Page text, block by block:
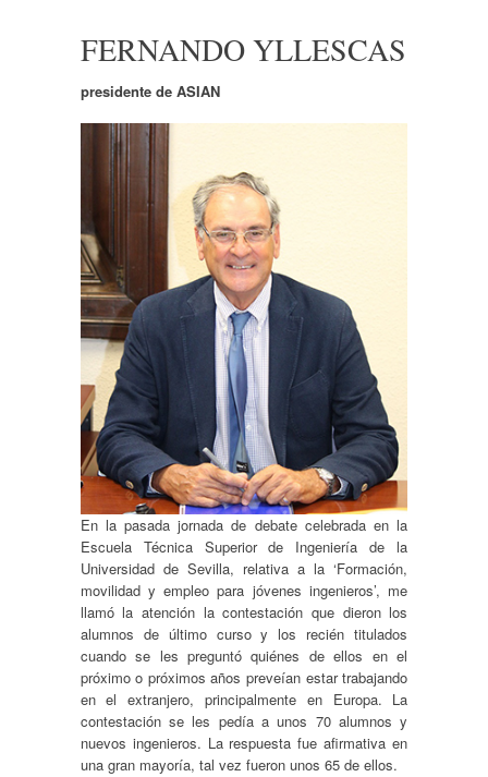
FERNANDO YLLESCAS
presidente de ASIAN
En la pasada jornada de debate celebrada en la
Escuela Técnica Superior de Ingeniería de la
Universidad de Sevilla, relativa a la ‘Formación,
movilidad y empleo para jóvenes ingenieros’, me
llamó la atención la contestación que dieron los
alumnos de último curso y los recién titulados
cuando se les preguntó quiénes de ellos en el
próximo o próximos años preveían estar trabajando
en el extranjero, principalmente en Europa. La
contestación se les pedía a unos 70 alumnos y
nuevos ingenieros. La respuesta fue afirmativa en
una gran mayoría, tal vez fueron unos 65 de ellos.